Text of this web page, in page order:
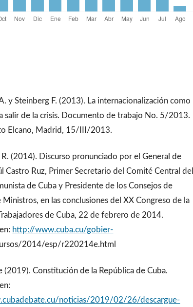
y Steinberg F. (2013). La internacionalización como
salir de la crisis. Documento de trabajo No. 5/2013.
Elcano, Madrid, 15/III/2013.
R. (2014). Discurso pronunciado por el General de
Castro Ruz, Primer Secretario del Comité Central del
de Cuba y Presidente de los Consejos de
Ministros, en las conclusiones del XX Congreso de la
de Cuba, 22 de febrero de 2014.
http://www.cuba.cu/gobier-
2014/esp/r220214e.html
(2019). Constitución de la República de Cuba.
noticias/2019/02/26/descargue-